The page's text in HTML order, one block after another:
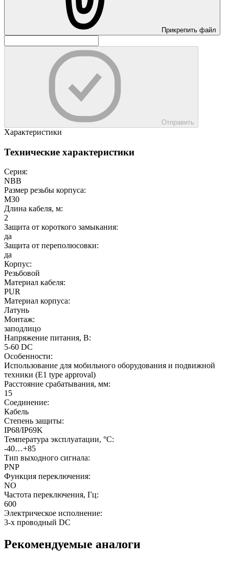
Прикрепить файл
Отправить
Характеристики
Технические характеристики
Серия:
NBB
Размер резьбы корпуса:
M30
Длина кабеля, м:
2
Защита от короткого замыкания:
да
Защита от переполюсовки:
да
Корпус:
Резьбовой
Материал кабеля:
PUR
Материал корпуса:
Латунь
Монтаж:
заподлицо
Напряжение питания, В:
5-60 DC
Особенности:
Использование для мобильного оборудования и подвижной
техники (E1 type approval)
Расстояние срабатывания, мм:
15
Соединение:
Кабель
Степень защиты:
IP68/IP69K
Температура эксплуатации, °C:
-40…+85
Тип выходного сигнала:
PNP
Функция переключения:
NO
Частота переключения, Гц:
600
Электрическое исполнение:
3-х проводный DC
Рекомендуемые аналоги